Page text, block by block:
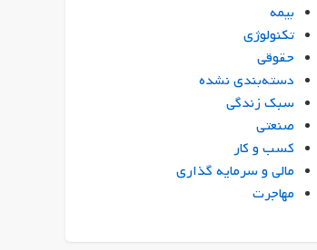
بیمه
تکنولوژی
حقوقی
دسته‌بندی نشده
سبک زندگی
صنعتی
کسب و کار
مالی و سرمایه گذاری
مهاجرت